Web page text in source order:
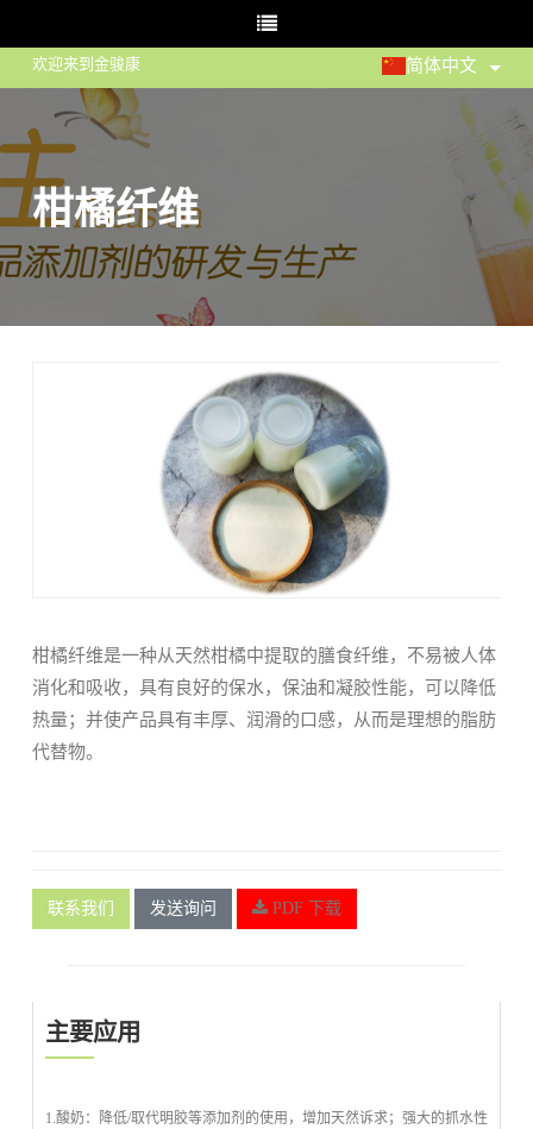
欢迎来到金骏康 简体中文
柑橘纤维
柑橘纤维是一种从天然柑橘中提取的膳食纤维，不易被人体
消化和吸收，具有良好的保水，保油和凝胶性能，可以降低
热量；并使产品具有丰厚、润滑的口感，从而是理想的脂肪
代替物。
联系我们 发送询问 PDF 下载
主要应用
1.酸奶：降低/取代明胶等添加剂的使用，增加天然诉求；强大的抓水性